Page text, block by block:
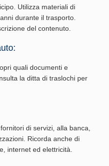
Utilizza materiali di
durante il trasporto.
del contenuto.
quali documenti e
la ditta di traslochi per
di servizi, alla banca,
Ricorda anche di
internet ed elettricità.